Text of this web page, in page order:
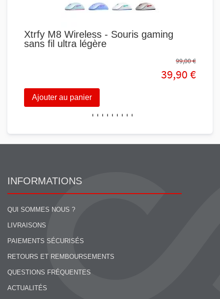
Xtrfy M8 Wireless - Souris gaming
sans fil ultra légère
39,90 €
99,00 €
Ajouter au panier
INFORMATIONS
QUI SOMMES NOUS ?
LIVRAISONS
PAIEMENTS SÉCURISÉS
RETOURS ET REMBOURSEMENTS
QUESTIONS FRÉQUENTES
ACTUALITÉS